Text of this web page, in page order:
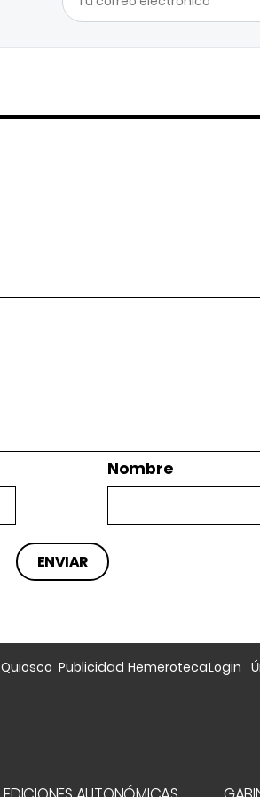
Nombre
Quiosco Publicidad HemerotecaLogin